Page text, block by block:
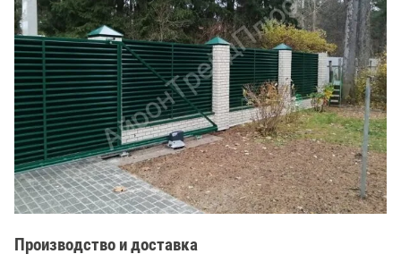
Производство и доставка